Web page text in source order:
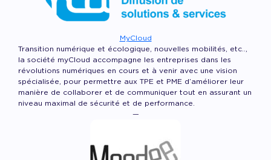
MyCloud
Transition numérique et écologique, nouvelles mobilités, etc..,
la société myCloud accompagne les entreprises dans les
révolutions numériques en cours et à venir avec une vision
spécialisée, pour permettre aux TPE et PME d’améliorer leur
manière de collaborer et de communiquer tout en assurant un
niveau maximal de sécurité et de performance.
—